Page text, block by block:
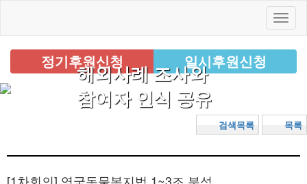
정기후원신청 일시후원신청
해외사례 조사와
참여자 인식 공유
검색목록 목록